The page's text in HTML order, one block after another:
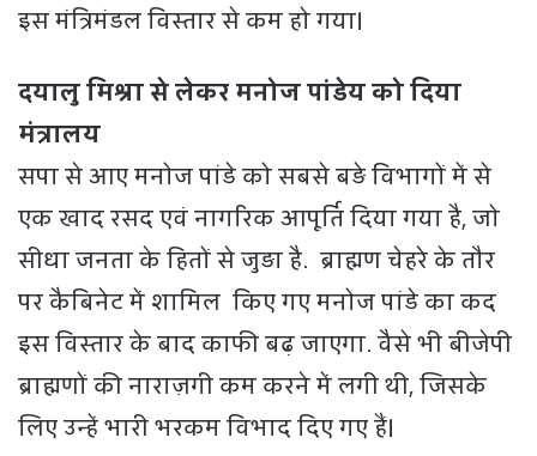
इस मंत्रिमंडल विस्तार से कम हो गया।
दयालु मिश्रा से लेकर मनोज पांडेय को दिया
मंत्रालय
सपा से आए मनोज पांडे को सबसे बड़े विभागों में से
एक खाद रसद एवं नागरिक आपूर्ति दिया गया है, जो
सीधा जनता के हितों से जुड़ा है. ब्राह्मण चेहरे के तौर
पर कैबिनेट में शामिल किए गए मनोज पांडे का कद
इस विस्तार के बाद काफी बढ़ जाएगा. वैसे भी बीजेपी
ब्राह्मणों की नाराज़गी कम करने में लगी थी, जिसके
लिए उन्हें भारी भरकम विभाद दिए गए हैं।